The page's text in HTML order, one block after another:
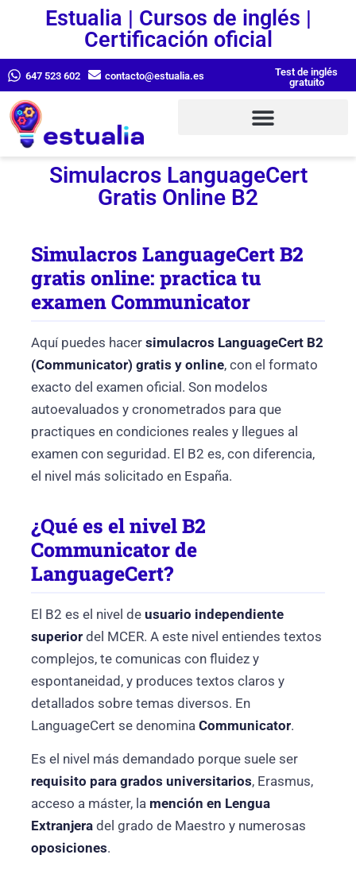
Estualia | Cursos de inglés |
Certificación oficial
647 523 602 contacto@estualia.es
Test de inglés
gratuito
Simulacros LanguageCert
Gratis Online B2
Simulacros LanguageCert B2
gratis online: practica tu
examen Communicator
Aquí puedes hacer simulacros LanguageCert B2
(Communicator) gratis y online, con el formato
exacto del examen oficial. Son modelos
autoevaluados y cronometrados para que
practiques en condiciones reales y llegues al
examen con seguridad. El B2 es, con diferencia,
el nivel más solicitado en España.
¿Qué es el nivel B2
Communicator de
LanguageCert?
El B2 es el nivel de usuario independiente
superior del MCER. A este nivel entiendes textos
complejos, te comunicas con fluidez y
espontaneidad, y produces textos claros y
detallados sobre temas diversos. En
LanguageCert se denomina Communicator.
Es el nivel más demandado porque suele ser
requisito para grados universitarios, Erasmus,
acceso a máster, la mención en Lengua
Extranjera del grado de Maestro y numerosas
oposiciones.